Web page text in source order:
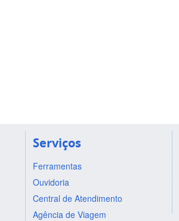
Serviços
Ferramentas
Ouvidoria
Central de Atendimento
Agência de Viagem